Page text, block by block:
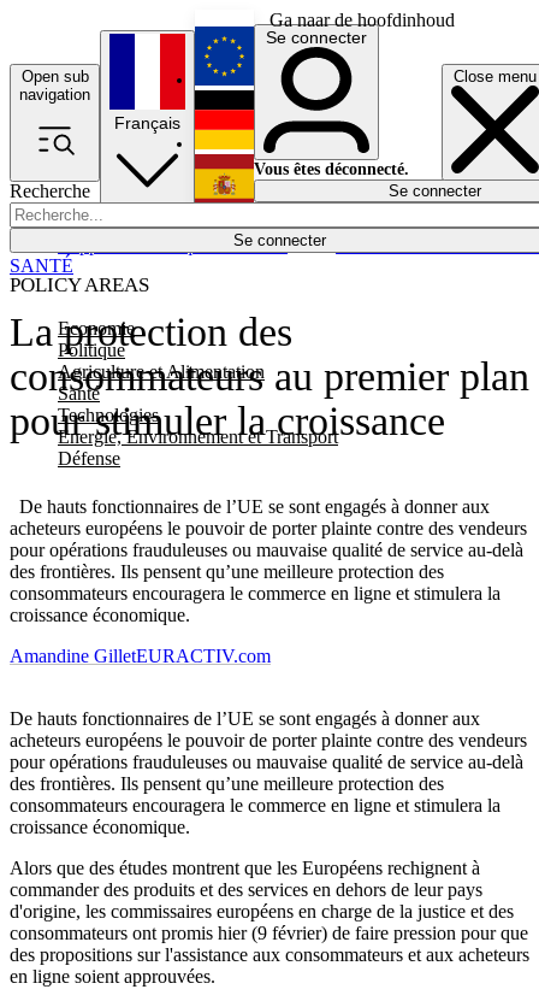
Ga naar de hoofdinhoud
Open sub
navigation
Close menu
Recherche
Se connecter
POLICY AREAS
Economie
Politique
Agriculture et Alimentation
Santé
Technologies
Energie, Environnement et Transport
Défense
Économie
Français
English
Deutsch
Español
Se connecter
Vous êtes déconnecté.
Se connecter
La protection des
consommateurs au premier plan
pour stimuler la croissance
De hauts fonctionnaires de l’UE se sont engagés à donner aux
acheteurs européens le pouvoir de porter plainte contre des vendeurs
pour opérations frauduleuses ou mauvaise qualité de service au-delà
des frontières. Ils pensent qu’une meilleure protection des
consommateurs encouragera le commerce en ligne et stimulera la
croissance économique.
SANTÉ
Amandine GilletEURACTIV.com
De hauts fonctionnaires de l’UE se sont engagés à donner aux
acheteurs européens le pouvoir de porter plainte contre des vendeurs
pour opérations frauduleuses ou mauvaise qualité de service au-delà
des frontières. Ils pensent qu’une meilleure protection des
consommateurs encouragera le commerce en ligne et stimulera la
croissance économique.
Alors que des études montrent que les Européens rechignent à
commander des produits et des services en dehors de leur pays
d'origine, les commissaires européens en charge de la justice et des
consommateurs ont promis hier (9 février) de faire pression pour que
des propositions sur l'assistance aux consommateurs et aux acheteurs
en ligne soient approuvées.